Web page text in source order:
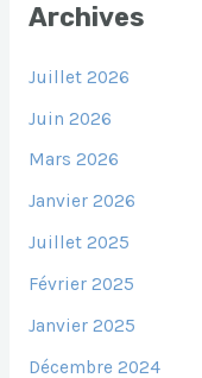
Archives
Juillet 2026
Juin 2026
Mars 2026
Janvier 2026
Juillet 2025
Février 2025
Janvier 2025
Décembre 2024